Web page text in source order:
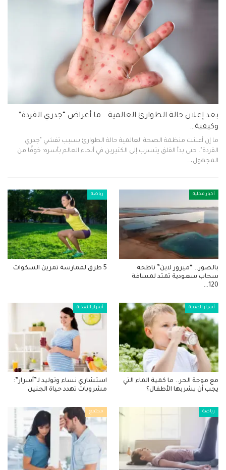
بعد إعلان حالة الطوارئ العالمية.. ما أعراض “جدري القردة”
وكيفية…
ما إن أعلنت منظمة الصحة العالمية حالة الطوارئ بسبب تفشي "جدري
القردة"، حتى بدأ القلق يتسرب إلى الكثيرين في أنحاء العالم بأسره؛ خوفًا من
المجهول،…
أخبار محلية
بالصور.. “ميرور لاين” ناطحة
سحاب سعودية تمتد لمسافة
120…
رياضة
5 طرق لممارسة تمرين السكوات
أسرار الصحة
مع موجة الحر.. ما كمية الماء التي
يجب أن يشربها الأطفال؟
أسرار التغذية
استشاري نساء وتوليد لـ”أسرار”:
مشروبات تهدد حياة الجنين
رياضة مجتمع